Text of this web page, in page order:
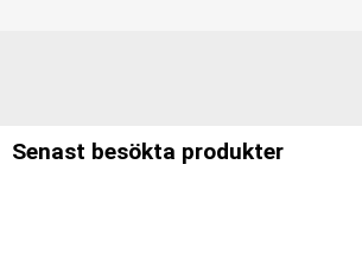
Senast besökta produkter